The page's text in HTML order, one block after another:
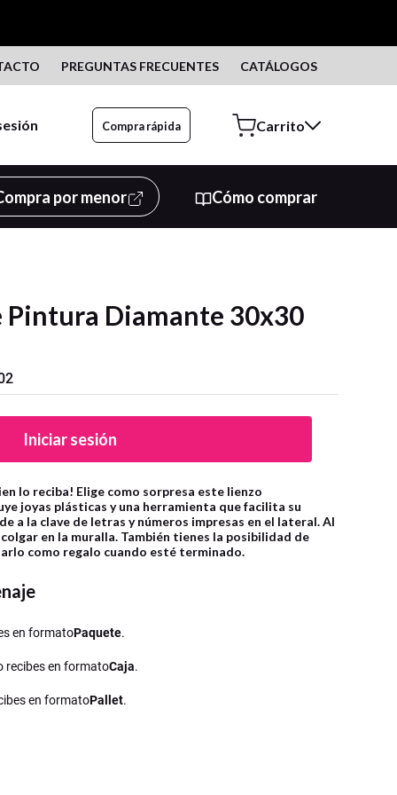
PREGUNTAS FRECUENTES CATÁLOGOS
Compra rápida
por menor Cómo comprar
Pintura Diamante 30x30
Iniciar sesión
lo reciba! Elige como sorpresa este lienzo
joyas plásticas y una herramienta que facilita su
a la clave de letras y números impresas en el lateral. Al
en la muralla. También tienes la posibilidad de
como regalo cuando esté terminado.
en formatoPaquete.
recibes en formatoCaja.
en formatoPallet.